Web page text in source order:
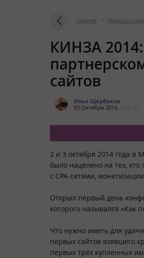
Главная > Новости
КИНЗА
сайтов
Илья Щербаков
03 Октября 2014,
2 и 3 октября 2014 года
было нацелено на тех,
с CPA-сетями,
Открыл первый день
которого назывался «Как
Что нужно иметь для
первых сайтов взявшего
первых трёх купленных им